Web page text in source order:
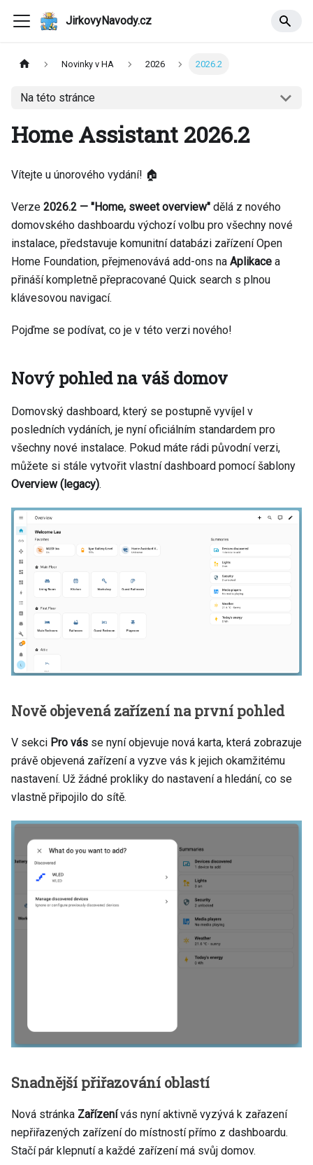
JirkovyNavody.cz
Novinky v HA 2026 2026.2
Na této stránce
Home Assistant 2026.2
Vítejte u únorového vydání! 🏠
Verze 2026.2 — "Home, sweet overview" dělá z nového
domovského dashboardu výchozí volbu pro všechny nové
instalace, představuje komunitní databázi zařízení Open
Home Foundation, přejmenovává add-ons na Aplikace a
přináší kompletně přepracované Quick search s plnou
klávesovou navigací.
Pojďme se podívat, co je v této verzi nového!
Nový pohled na váš domov
Domovský dashboard, který se postupně vyvíjel v
posledních vydáních, je nyní oficiálním standardem pro
všechny nové instalace. Pokud máte rádi původní verzi,
můžete si stále vytvořit vlastní dashboard pomocí šablony
Overview (legacy).
Nově objevená zařízení na první pohled
V sekci Pro vás se nyní objevuje nová karta, která zobrazuje
právě objevená zařízení a vyzve vás k jejich okamžitému
nastavení. Už žádné prokliky do nastavení a hledání, co se
vlastně připojilo do sítě.
Snadnější přiřazování oblastí
Nová stránka Zařízenívás nyní aktivně vyzývá k zařazení
nepřiřazených zařízení do místností přímo z dashboardu.
Stačí pár klepnutí a každé zařízení má svůj domov.